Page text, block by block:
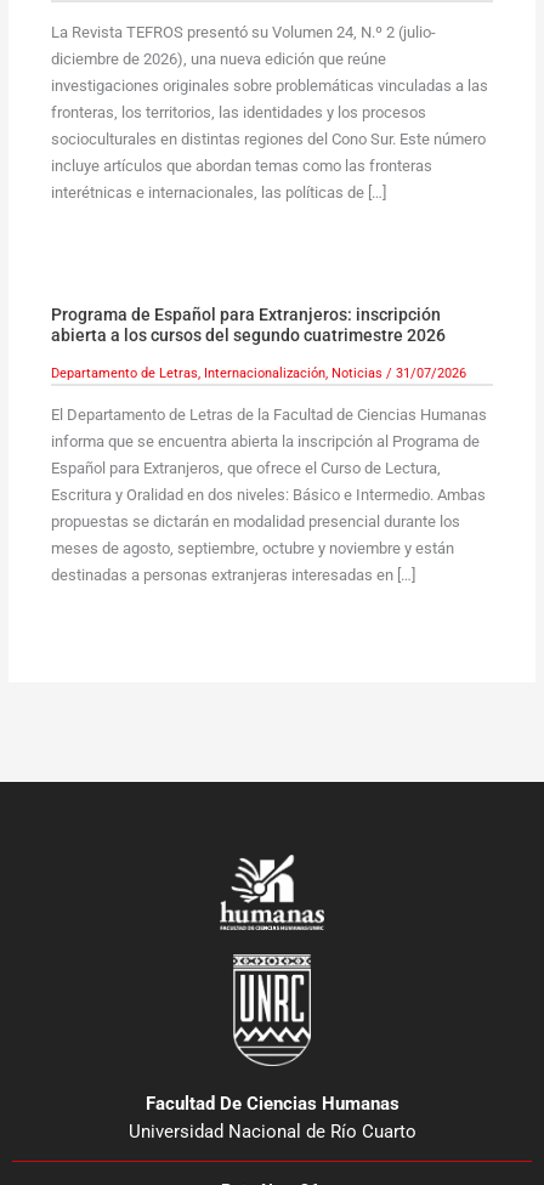
La Revista TEFROS presentó su Volumen 24, N.º 2 (julio-
diciembre de 2026), una nueva edición que reúne
investigaciones originales sobre problemáticas vinculadas a las
fronteras, los territorios, las identidades y los procesos
socioculturales en distintas regiones del Cono Sur. Este número
incluye artículos que abordan temas como las fronteras
interétnicas e internacionales, las políticas de […]
Programa de Español para Extranjeros: inscripción
abierta a los cursos del segundo cuatrimestre 2026
Departamento de Letras, Internacionalización, Noticias / 31/07/2026
El Departamento de Letras de la Facultad de Ciencias Humanas
informa que se encuentra abierta la inscripción al Programa de
Español para Extranjeros, que ofrece el Curso de Lectura,
Escritura y Oralidad en dos niveles: Básico e Intermedio. Ambas
propuestas se dictarán en modalidad presencial durante los
meses de agosto, septiembre, octubre y noviembre y están
destinadas a personas extranjeras interesadas en […]
Facultad De Ciencias Humanas
Universidad Nacional de Río Cuarto